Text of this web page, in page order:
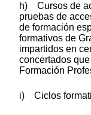
h) Cursos de
pruebas de
de formación
formativos de
impartidos en
concertados
Formación
i) Ciclos